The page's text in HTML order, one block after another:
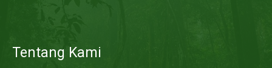
Tentang Kami